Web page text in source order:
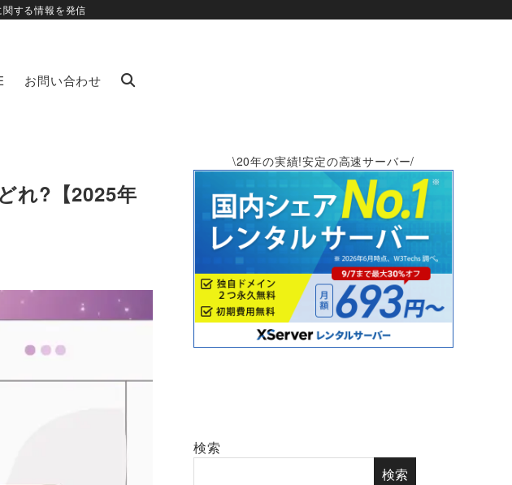
する情報を発信
お問い合わせ
れ?【2025年
\20年の実績!安定の高速サーバー/
検索
検索